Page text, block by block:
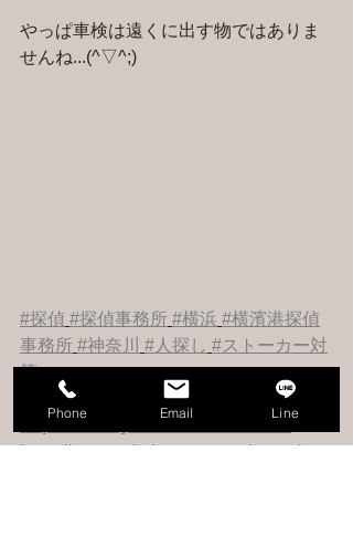
やっぱ車検は遠くに出す物ではありま
せんね...(^▽^;)
#探偵 #探偵事務所 #横浜 #横濱港探偵
事務所 #神奈川 #人探し #ストーカー対
策
ご相談、お問合せはこちら
https://www.yokohama-tantei.net
https://www.yokohama-sousaku.net/
Phone Email Line